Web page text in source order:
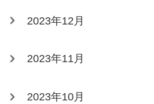
2023年12月
2023年11月
2023年10月